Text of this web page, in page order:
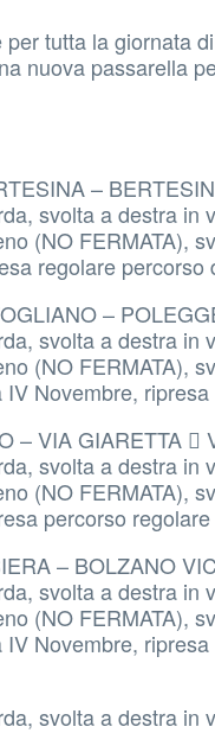
tutta la giornata
nuova passarella
–
svolta a destra in
(NO FERMATA),
regolare percorso
–
svolta a destra in
(NO FERMATA),
Novembre,
– VIA GIARETTA 
svolta a destra in
(NO FERMATA),
percorso
– BOLZANO
svolta a destra in
(NO FERMATA),
Novembre,
svolta a destra in